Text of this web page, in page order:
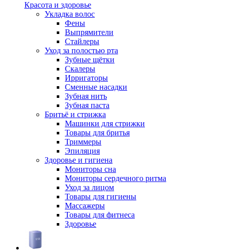
Красота и здоровье
Укладка волос
Фены
Выпрямители
Стайлеры
Уход за полостью рта
Зубные щётки
Скалеры
Ирригаторы
Сменные насадки
Зубная нить
Зубная паста
Бритьё и стрижка
Машинки для стрижки
Товары для бритья
Триммеры
Эпиляция
Здоровье и гигиена
Мониторы сна
Мониторы сердечного ритма
Уход за лицом
Товары для гигиены
Массажеры
Товары для фитнеса
Здоровье